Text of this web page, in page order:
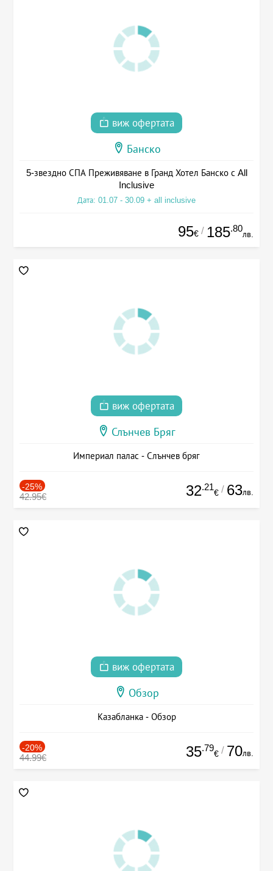
виж офертата
Банско
5-звездно СПА Преживяване в Гранд Хотел Банско с All
Inclusive
Дата: 01.07 - 30.09 + all inclusive
95€ / 185.80
лв.
виж офертата
Слънчев Бряг
Империал палас - Слънчев бряг
-25%
42.95€ 32.21
€ / 63лв.
виж офертата
Обзор
Казабланка - Обзор
-20%
44.99€ 35.79
€ / 70лв.